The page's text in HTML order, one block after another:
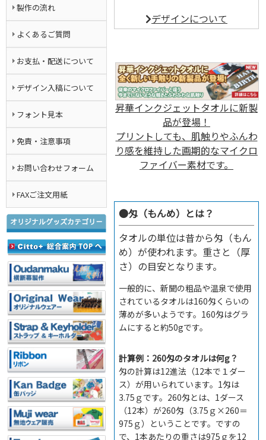
製作の流れ
よくあるご質問
お支払・配送について
デザイン入稿について
フォント見本
免責・注意事項
お問い合わせフォーム
FAXご注文用紙
デザインについて
昇華インクジェットタオルに新製
品が登場！
プリントしても、肌触りやふんわ
り感を維持した画期的なマイクロ
ファイバー素材です。
●匁（もんめ）とは？
タオルの単位は昔から匁（もん
め）が使われます。重さと（厚
さ）の目安となります。
一般的に、新聞の粗品や温泉で使用
されているタオルは160匁くらいの
薄めが多いようです。160匁はグラ
ムにすると約50gです。
計算例：260匁のタオルは何g？
匁の計算は12進法（12本で１ダー
ス）が用いられています。1匁は
3.75ｇです。260匁とは、1ダース
（12本）が260匁（3.75ｇ×260＝
975ｇ）ということです。ですの
で、1本あたりの重さは975ｇを12